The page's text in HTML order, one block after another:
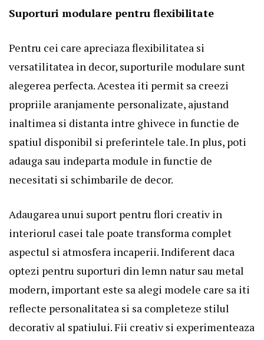
Suporturi modulare pentru flexibilitate
Pentru cei care apreciaza flexibilitatea si
versatilitatea in decor, suporturile modulare sunt
alegerea perfecta. Acestea iti permit sa creezi
propriile aranjamente personalizate, ajustand
inaltimea si distanta intre ghivece in functie de
spatiul disponibil si preferintele tale. In plus, poti
adauga sau indeparta module in functie de
necesitati si schimbarile de decor.
Adaugarea unui suport pentru flori creativ in
interiorul casei tale poate transforma complet
aspectul si atmosfera incaperii. Indiferent daca
optezi pentru suporturi din lemn natur sau metal
modern, important este sa alegi modele care sa iti
reflecte personalitatea si sa completeze stilul
decorativ al spatiului. Fii creativ si experimenteaza